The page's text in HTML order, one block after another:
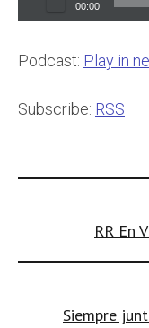
Player
00:00
Podcast: Play in
Subscribe: RSS
RR En
Siempre